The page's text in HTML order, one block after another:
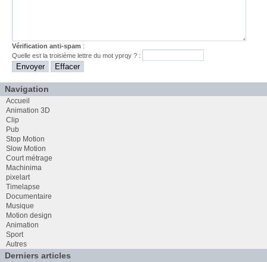
Vérification anti-spam :
Quelle est latroisième lettre du motyprqy ? :
Navigation
Accueil
Animation 3D
Clip
Pub
Stop Motion
Slow Motion
Court métrage
Machinima
pixelart
Timelapse
Documentaire
Musique
Motion design
Animation
Sport
Autres
Derniers articles